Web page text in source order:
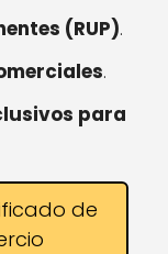
(RUP).
.
para
de